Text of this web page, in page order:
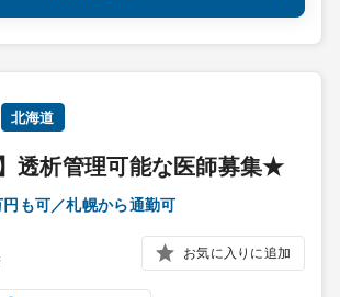
北海道
】透析管理可能な医師募集★
も可／札幌から通勤可
お気に入りに追加